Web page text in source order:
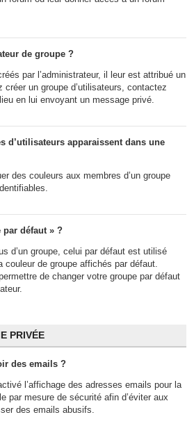
de groupe ?
par l’administrateur, il leur est attribué un
créer un groupe d’utilisateurs, contactez
en lui envoyant un message privé.
d’utilisateurs apparaissent dans une
des couleurs aux membres d’un groupe
par défaut » ?
d’un groupe, celui par défaut est utilisé
couleur de groupe affichés par défaut.
de changer votre groupe par défaut
PRIVÉE
des emails ?
l’affichage des adresses emails pour la
par mesure de sécurité afin d’éviter aux
des emails abusifs.